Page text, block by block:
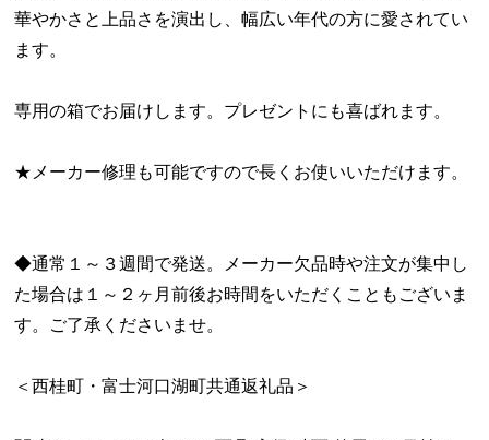
華やかさと上品さを演出し、幅広い年代の方に愛されてい
ます。
専用の箱でお届けします。プレゼントにも喜ばれます。
★メーカー修理も可能ですので長くお使いいただけます。
◆通常１～３週間で発送。メーカー欠品時や注文が集中し
た場合は１～２ヶ月前後お時間をいただくこともございま
す。ご了承くださいませ。
＜西桂町・富士河口湖町共通返礼品＞